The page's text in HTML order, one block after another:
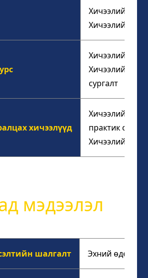
Хичээлийн
Хичээлийн
Хичээлийн
Хичээлийн
сургалт
хичээлүүд
Хичээлийн
практик
Хичээлийн
мэдээлэл
шалгалт Эхний өдөр